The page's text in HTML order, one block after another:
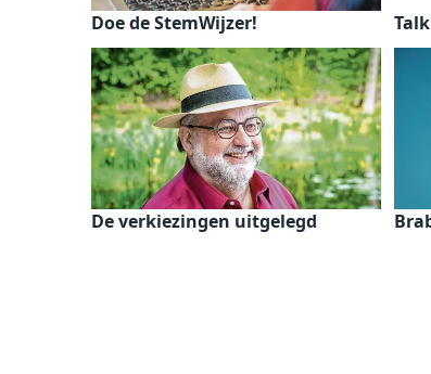
Doe de StemWijzer!
De verkiezingen uitgelegd